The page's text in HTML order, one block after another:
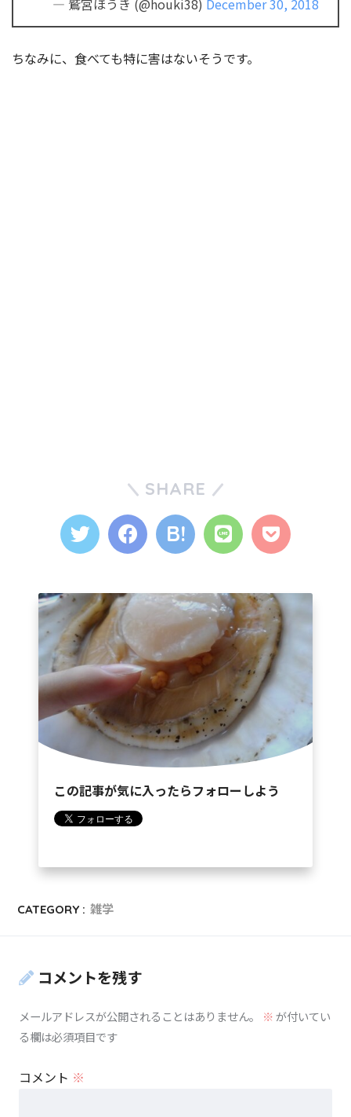
— 鷲宮ほうき (@houki38) December 30, 2018
ちなみに、食べても特に害はないそうです。
SHARE
この記事が気に入ったらフォローしよう
CATEGORY : 雑学
コメントを残す
メールアドレスが公開されることはありません。 ※が付いてい
る欄は必須項目です
コメント ※